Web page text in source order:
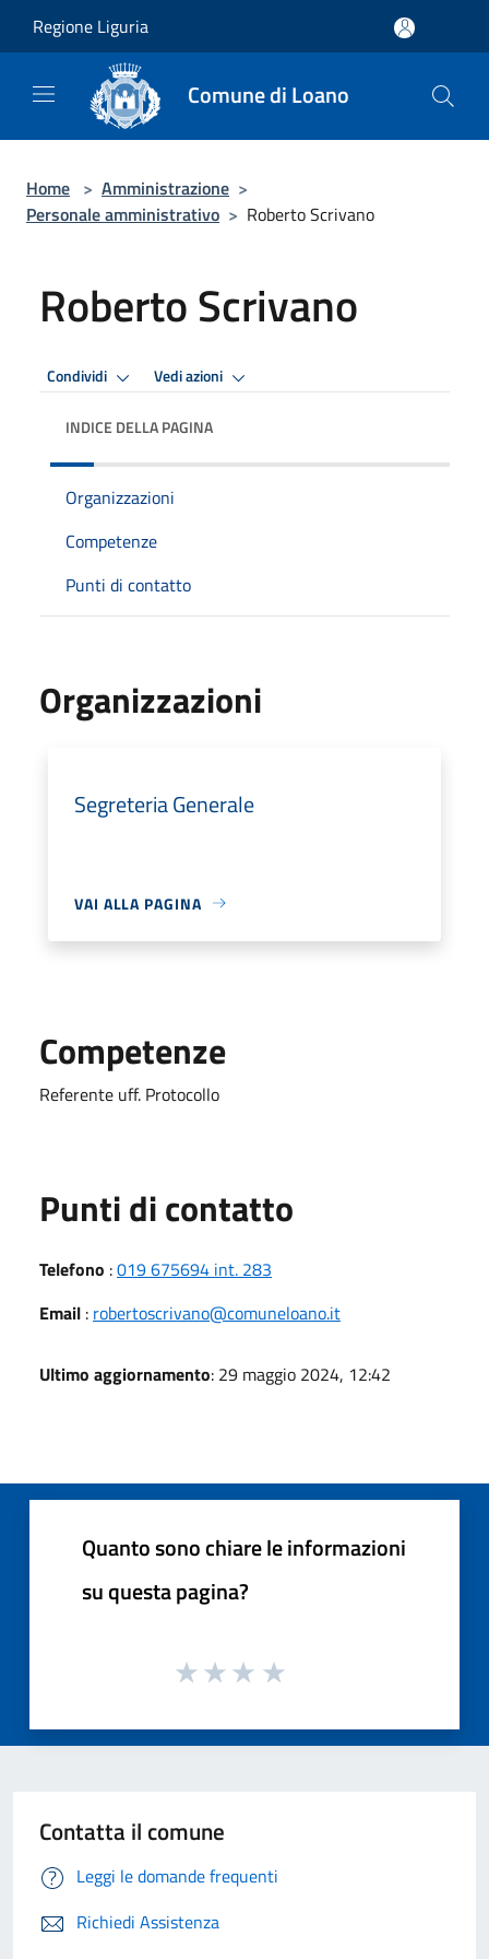
Regione Liguria
Comune di Loano
Home > Amministrazione >
Personale amministrativo > Roberto Scrivano
Roberto Scrivano
Condividi Vedi azioni
INDICE DELLA PAGINA
Organizzazioni
Competenze
Punti di contatto
Organizzazioni
Segreteria Generale
VAI ALLA PAGINA
Competenze
Referente uff. Protocollo
Punti di contatto
Telefono :019 675694 int. 283
Email : robertoscrivano@comuneloano.it
Ultimo aggiornamento: 29 maggio 2024, 12:42
Quanto sono chiare le informazioni
su questa pagina?
Contatta il comune
Leggi le domande frequenti
Richiedi Assistenza